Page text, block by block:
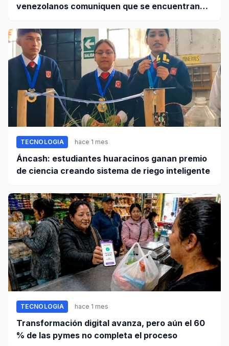
venezolanos comuniquen que se encuentran
TECNOLOGIA hace 1 mes
Áncash: estudiantes huaracinos ganan premio
de ciencia creando sistema de riego inteligente
TECNOLOGIA hace 1 mes
Transformación digital avanza, pero aún el 60
% de las pymes no completa el proceso